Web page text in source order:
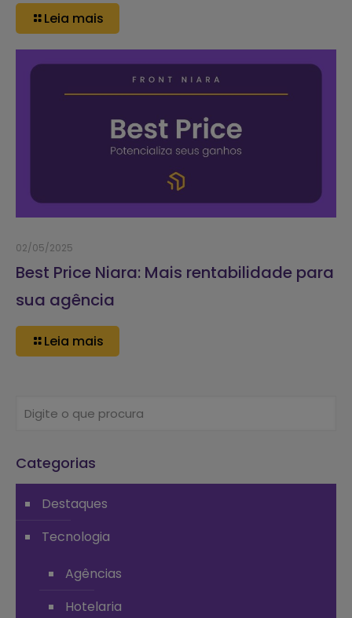
Leia mais
02/05/2025
Best Price Niara: Mais rentabilidade para
sua agência
Leia mais
Categorias
Destaques
Tecnologia
Agências
Hotelaria